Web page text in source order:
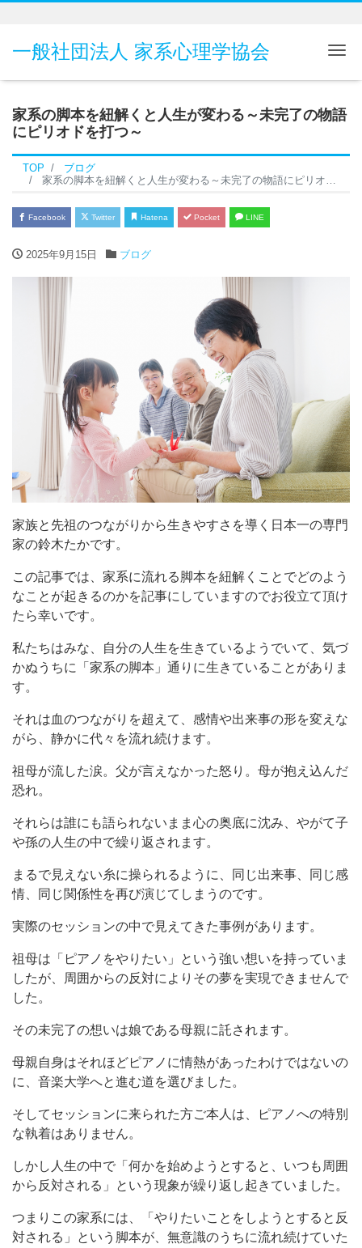
一般社団法人 家系心理学協会
家系の脚本を紐解くと人生が変わる～未完了の物語
にピリオドを打つ～
TOP
ブログ
家系の脚本を紐解くと人生が変わる～未完了の物語にピリオドを打つ～
Facebook Twitter Hatena Pocket LINE
2025年9月15日 ブログ
家族と先祖のつながりから生きやすさを導く日本一の専門
家の鈴木たかです。
この記事では、家系に流れる脚本を紐解くことでどのよう
なことが起きるのかを記事にしていますのでお役立て頂け
たら幸いです。
私たちはみな、自分の人生を生きているようでいて、気づ
かぬうちに「家系の脚本」通りに生きていることがありま
す。
それは血のつながりを超えて、感情や出来事の形を変えな
がら、静かに代々を流れ続けます。
祖母が流した涙。父が言えなかった怒り。母が抱え込んだ
恐れ。
それらは誰にも語られないまま心の奥底に沈み、やがて子
や孫の人生の中で繰り返されます。
まるで見えない糸に操られるように、同じ出来事、同じ感
情、同じ関係性を再び演じてしまうのです。
実際のセッションの中で見えてきた事例があります。
祖母は「ピアノをやりたい」という強い想いを持っていま
したが、周囲からの反対によりその夢を実現できませんで
した。
その未完了の想いは娘である母親に託されます。
母親自身はそれほどピアノに情熱があったわけではないの
に、音楽大学へと進む道を選びました。
そしてセッションに来られた方ご本人は、ピアノへの特別
な執着はありません。
しかし人生の中で「何かを始めようとすると、いつも周囲
から反対される」という現象が繰り返し起きていました。
つまりこの家系には、「やりたいことをしようとすると反
対される」という脚本が、無意識のうちに流れ続けていた